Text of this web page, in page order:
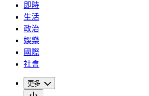
即時
生活
政治
娛樂
國際
社會
更多